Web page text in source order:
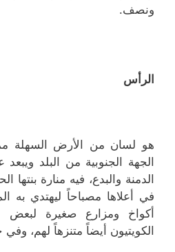
ونصف.
الرأس
هو لسان من الأرض السهلة
الجهة الجنوبية من البلد
الدمنة والبدع، فيه منارة بنتها
في أعلاها مصباحاً ليهتدي به
أكواخ ومزارع صغيرة لبعض
الكويتيون أيضاً متنزهاً لهم،